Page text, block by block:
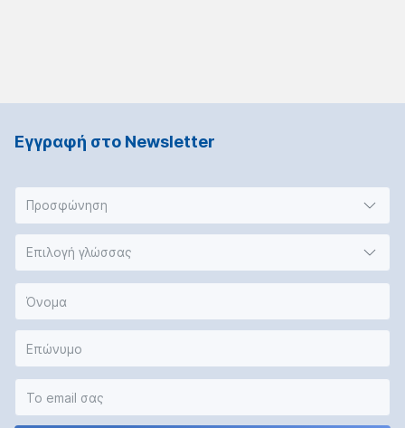
Εγγραφή στο Νewsletter
Προσφώνηση
Επιλογή γλώσσας